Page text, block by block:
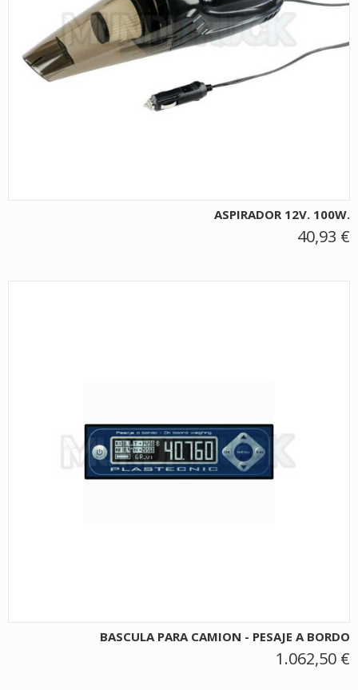
ASPIRADOR 12V. 100W.
40,93 €
BASCULA PARA CAMION - PESAJE A BORDO
1.062,50 €